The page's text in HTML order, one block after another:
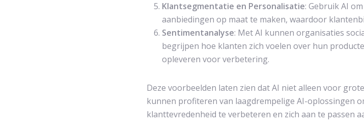
Klantsegmentatie en Personalisatie: Gebruik AI
aanbiedingen op maat te maken, waardoor
Sentimentanalyse: Met AI kunnen organisaties
begrijpen hoe klanten zich voelen over hun
opleveren voor verbetering.
Deze voorbeelden laten zien dat AI niet alleen voor
kunnen profiteren van laagdrempelige AI-oplossingen
klanttevredenheid te verbeteren en zich aan te passen